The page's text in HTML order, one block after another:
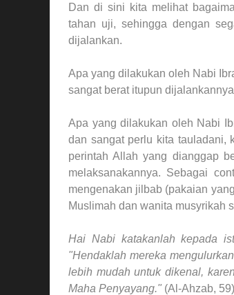
Dan di sini kita melihat
tahan uji, sehingga dengan
dijalankan.
Apa yang dilakukan oleh Nabi
sangat berat itupun
Apa yang dilakukan oleh Nabi
dan sangat perlu kita tauladani,
perintah Allah yang dianggap
melaksanakannya. Sebagai
mengenakan jilbab (pakaian
Muslimah dan wanita musyrikah
Hai Nabi katakanlah kepada
"Hendaklah mereka
lebih mudah untuk dikenal,
Maha Penyayang." (Al-Ahzab,